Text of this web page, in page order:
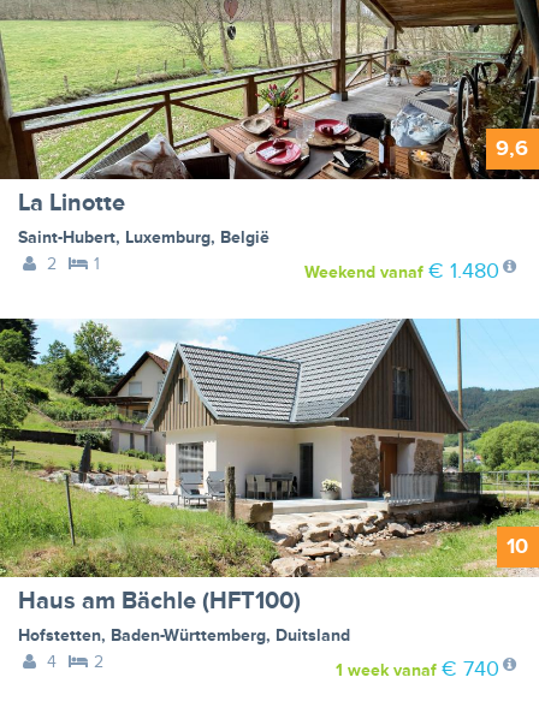
9,6
La Linotte
Saint-Hubert, Luxemburg, België
2
1 Weekendvanaf € 1.480
10
Haus am Bächle (HFT100)
Hofstetten, Baden-Württemberg, Duitsland
4
2 1 weekvanaf € 740